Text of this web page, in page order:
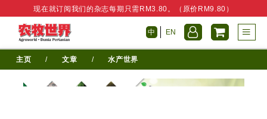
现在就订阅我们的杂志每期只需RM3.80。（原价RM9.80）
中 EN
主页 / 文章 / 水产世界